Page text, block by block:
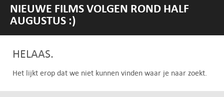
NIEUWE FILMS VOLGEN ROND HALF
AUGUSTUS :)
HELAAS.
Het lijkt erop dat we niet kunnen vinden waar je naar zoekt.